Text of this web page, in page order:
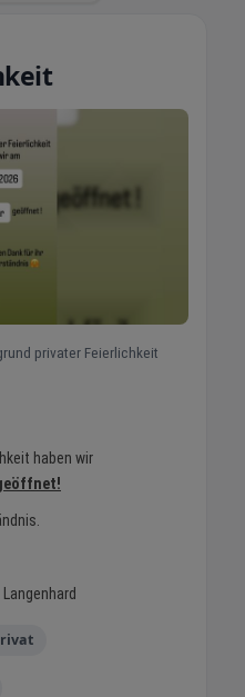
privater Feierlichkeit
haben wir